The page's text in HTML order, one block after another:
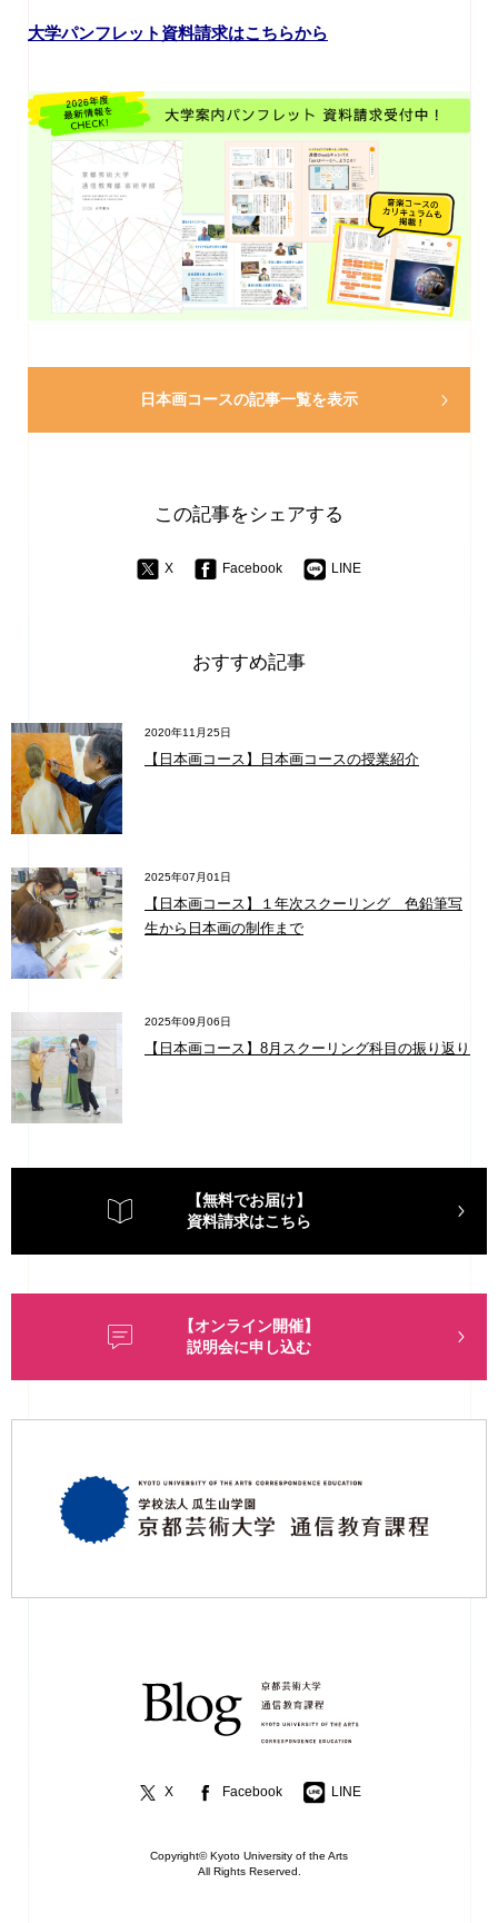
大学パンフレット資料請求はこちらから
日本画コースの記事一覧を表示
この記事をシェアする
X Facebook LINE
おすすめ記事
2020年11月25日
【日本画コース】日本画コースの授業紹介
2025年07月01日
【日本画コース】１年次スクーリング 色鉛筆写
生から日本画の制作まで
2025年09月06日
【日本画コース】8月スクーリング科目の振り返り
【無料でお届け】
資料請求はこちら
【オンライン開催】
説明会に申し込む
X Facebook LINE
Copyright© Kyoto University of the Arts
All Rights Reserved.